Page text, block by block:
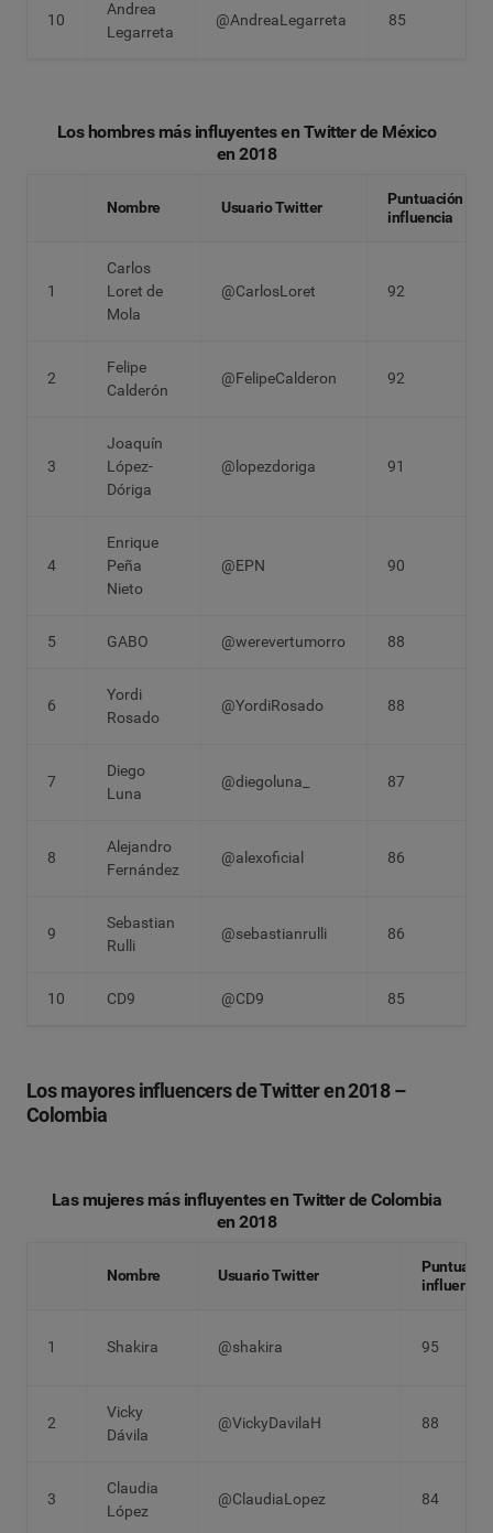
10
Andrea
Legarreta
@AndreaLegarreta 85
Los hombres más influyentes en Twitter de México
en 2018
Nombre Usuario Twitter
Puntuación
influencia
1
Carlos
Loret de
Mola
@CarlosLoret 92
2
Felipe
Calderón
@FelipeCalderon 92
3
Joaquín
López-
Dóriga
@lopezdoriga 91
4
Enrique
Peña
Nieto
@EPN 90
5 GABO @werevertumorro 88
6
Yordi
Rosado
@YordiRosado 88
7
Diego
Luna
@diegoluna_ 87
8
Alejandro
Fernández
@alexoficial 86
9
Sebastian
Rulli
@sebastianrulli 86
10 CD9 @CD9 85
Los mayores influencers de Twitter en 2018 –
Colombia
Las mujeres más influyentes en Twitter de Colombia
en 2018
Nombre Usuario Twitter
influencia
1 Shakira @shakira 95
2
Vicky
Dávila
@VickyDavilaH 88
3
Claudia
López
@ClaudiaLopez 84